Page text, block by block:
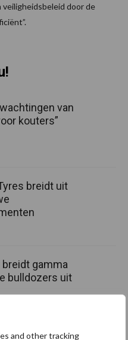
and other tracking
door de
van
kouters”
breidt uit
breidt gamma
bulldozers uit